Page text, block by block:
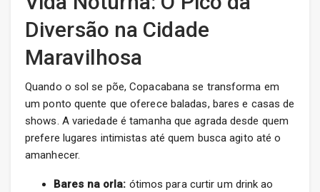
Diversão na Cidade
Maravilhosa
Quando o sol se põe, Copacabana se transforma em
um ponto quente que oferece baladas, bares e casas de
shows. A variedade é tamanha que agrada desde quem
prefere lugares intimistas até quem busca agito até o
amanhecer.
Bares na orla: ótimos para curtir um drink ao